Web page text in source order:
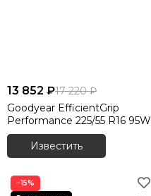
13 852 ₽17 220 ₽
Goodyear EfficientGrip
Performance 225/55 R16 95W
Известить
−15%